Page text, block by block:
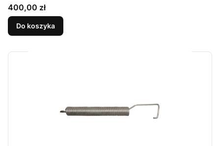
Cena
400,00 zł
Do koszyka